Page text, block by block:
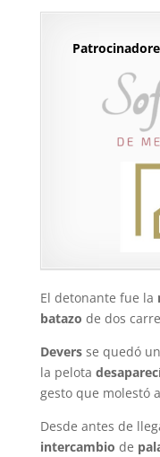
El detonante fue la
batazo de dos
Deversse quedó
la pelota
gesto que molestó
Desde antes de
intercambio de